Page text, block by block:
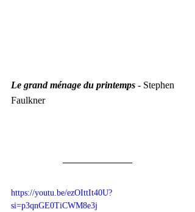
Le grand ménage du printemps - Stephen
Faulkner
https://youtu.be/ezOIttIt40U?
si=p3qnGE0TiCWM8e3j